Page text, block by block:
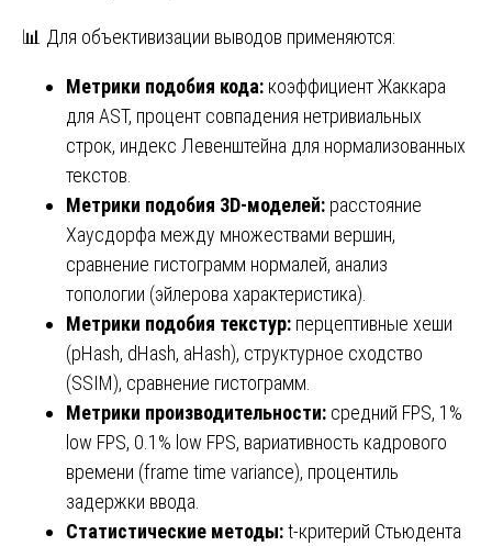
📊 Для объективизации выводов применяются:
Метрики подобия кода: коэффициент Жаккара
для AST, процент совпадения нетривиальных
строк, индекс Левенштейна для нормализованных
текстов.
Метрики подобия 3D-моделей: расстояние
Хаусдорфа между множествами вершин,
сравнение гистограмм нормалей, анализ
топологии (эйлерова характеристика).
Метрики подобия текстур: перцептивные хеши
(pHash, dHash, aHash), структурное сходство
(SSIM), сравнение гистограмм.
Метрики производительности: средний FPS, 1%
low FPS, 0.1% low FPS, вариативность кадрового
времени (frame time variance), процентиль
задержки ввода.
Статистические методы:t-критерий Стьюдента